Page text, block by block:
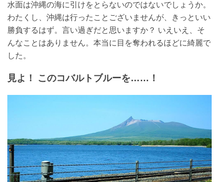
水面は沖縄の海に引けをとらないのではないでしょうか。
わたくし、沖縄は行ったことございませんが、きっといい
勝負するはず。言い過ぎだと思いますか？ いえいえ、そ
んなことはありません。本当に目を奪われるほどに綺麗で
した。
見よ！ このコバルトブルーを……！